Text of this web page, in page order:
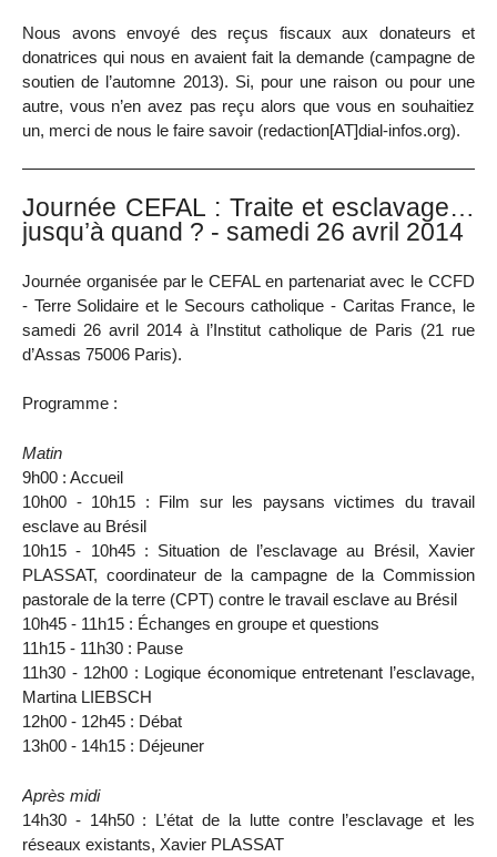
Nous avons envoyé des reçus fiscaux aux donateurs et
donatrices qui nous en avaient fait la demande (campagne de
soutien de l’automne 2013). Si, pour une raison ou pour une
autre, vous n’en avez pas reçu alors que vous en souhaitiez
un, merci de nous le faire savoir (redaction[AT]dial-infos.org).
Journée CEFAL : Traite et esclavage…
jusqu’à quand ? - samedi 26 avril 2014
Journée organisée par le CEFAL en partenariat avec le CCFD
- Terre Solidaire et le Secours catholique - Caritas France, le
samedi 26 avril 2014 à l’Institut catholique de Paris (21 rue
d’Assas 75006 Paris).
Programme :
Matin
9h00 : Accueil
10h00 - 10h15 : Film sur les paysans victimes du travail
esclave au Brésil
10h15 - 10h45 : Situation de l’esclavage au Brésil, Xavier
PLASSAT, coordinateur de la campagne de la Commission
pastorale de la terre (CPT) contre le travail esclave au Brésil
10h45 - 11h15 : Échanges en groupe et questions
11h15 - 11h30 : Pause
11h30 - 12h00 : Logique économique entretenant l’esclavage,
Martina LIEBSCH
12h00 - 12h45 : Débat
13h00 - 14h15 : Déjeuner
Après midi
14h30 - 14h50 : L’état de la lutte contre l’esclavage et les
réseaux existants, Xavier PLASSAT